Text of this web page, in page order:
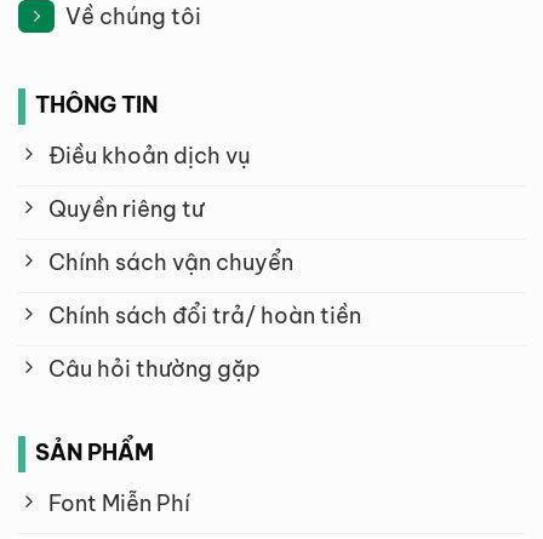
Về chúng tôi
THÔNG TIN
Điều khoản dịch vụ
Quyền riêng tư
Chính sách vận chuyển
Chính sách đổi trả/ hoàn tiền
Câu hỏi thường gặp
SẢN PHẨM
Font Miễn Phí